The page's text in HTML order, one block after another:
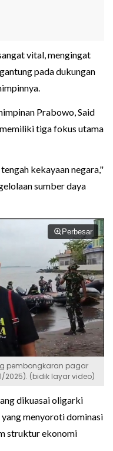
vital, mengingat
pada dukungan
Prabowo, Said
tiga fokus utama
kekayaan negara,"
sumber daya
Perbesar
pembongkaran pagar
2025). (bidik layar video)
dikuasai oligarki
menyoroti dominasi
struktur ekonomi